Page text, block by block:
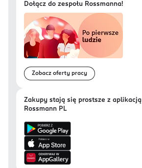
Dołącz do zespołu Rossmanna!
Zobacz oferty pracy
Zakupy stają się prostsze z aplikacją
Rossmann PL